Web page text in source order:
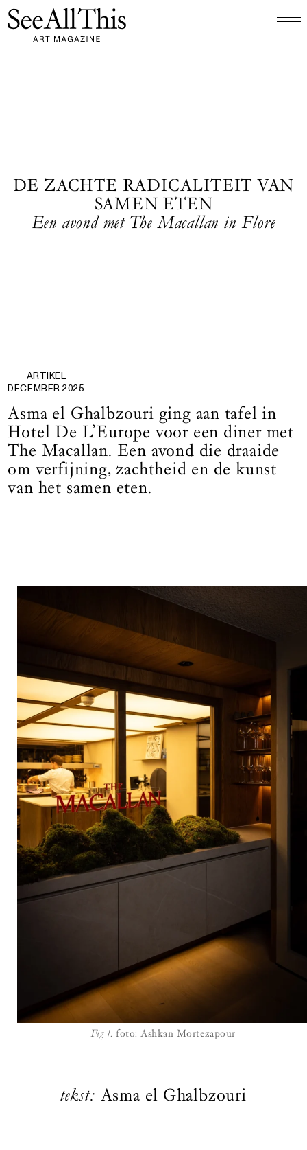
Logo See All This, linkt naar de homepage
DE ZACHTE RADICALITEIT VAN
SAMEN ETEN
Een avond met The Macallan in Flore
ARTIKEL
DECEMBER 2025
Asma el Ghalbzouri ging aan tafel in
Hotel De L’Europe voor een diner met
The Macallan. Een avond die draaide
om verfijning, zachtheid en de kunst
van het samen eten.
Fig 1. foto: Ashkan Mortezapour
tekst: Asma el Ghalbzouri